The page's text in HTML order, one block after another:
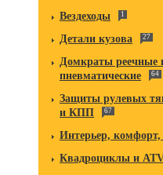
Вездеходы 1
Детали кузова 27
Домкраты реечные
пневматические
64
Защиты рулевых
и КПП
67
Интерьер, комфорт,
Квадроциклы и